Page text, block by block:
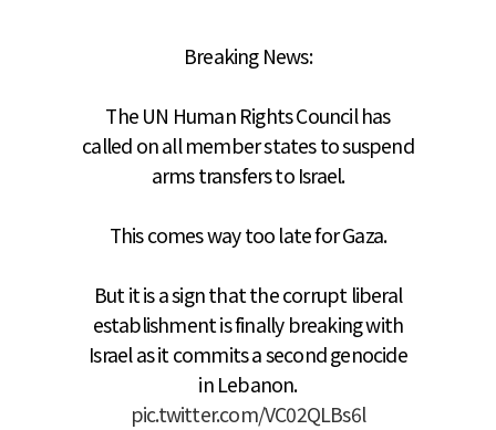
Breaking News:
The UN Human Rights Council has
called on all member states to suspend
arms transfers to Israel.
This comes way too late for Gaza.
But it is a sign that the corrupt liberal
establishment is finally breaking with
Israel as it commits a second genocide
in Lebanon.
pic.twitter.com/VC02QLBs6l